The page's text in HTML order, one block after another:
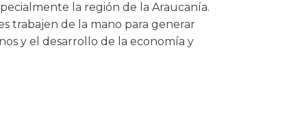
la región de la Araucanía.
trabajen de la mano para generar
y el desarrollo de la economía y